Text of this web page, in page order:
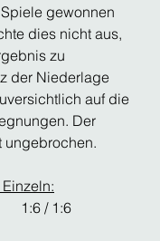
gewonnen
dies nicht aus,
zu
der Niederlage
auf die
Der
ungebrochen.
1:6 / 1:6